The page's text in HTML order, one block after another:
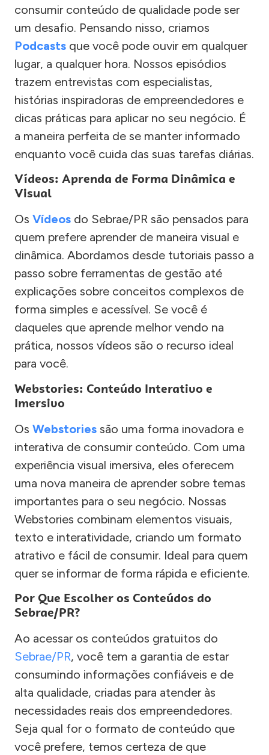
consumir conteúdo de qualidade pode ser
um desafio. Pensando nisso, criamos
Podcasts que você pode ouvir em qualquer
lugar, a qualquer hora. Nossos episódios
trazem entrevistas com especialistas,
histórias inspiradoras de empreendedores e
dicas práticas para aplicar no seu negócio. É
a maneira perfeita de se manter informado
enquanto você cuida das suas tarefas diárias.
Vídeos: Aprenda de Forma Dinâmica e
Visual
Os Vídeos do Sebrae/PR são pensados para
quem prefere aprender de maneira visual e
dinâmica. Abordamos desde tutoriais passo a
passo sobre ferramentas de gestão até
explicações sobre conceitos complexos de
forma simples e acessível. Se você é
daqueles que aprende melhor vendo na
prática, nossos vídeos são o recurso ideal
para você.
Webstories: Conteúdo Interativo e
Imersivo
Os Webstories são uma forma inovadora e
interativa de consumir conteúdo. Com uma
experiência visual imersiva, eles oferecem
uma nova maneira de aprender sobre temas
importantes para o seu negócio. Nossas
Webstories combinam elementos visuais,
texto e interatividade, criando um formato
atrativo e fácil de consumir. Ideal para quem
quer se informar de forma rápida e eficiente.
Por Que Escolher os Conteúdos do
Sebrae/PR?
Ao acessar os conteúdos gratuitos do
Sebrae/PR, você tem a garantia de estar
consumindo informações confiáveis e de
alta qualidade, criadas para atender às
necessidades reais dos empreendedores.
Seja qual for o formato de conteúdo que
você prefere, temos certeza de que